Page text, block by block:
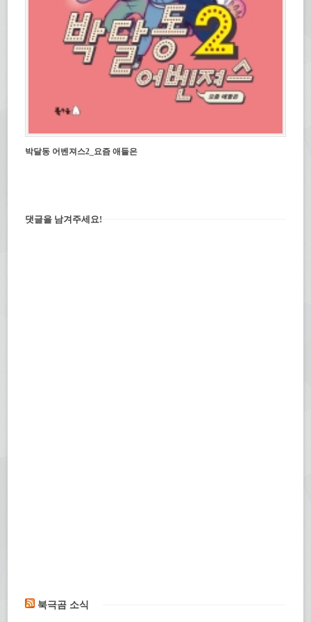
박달동 어벤져스2_요즘 애들은
댓글을 남겨주세요!
북극곰 소식